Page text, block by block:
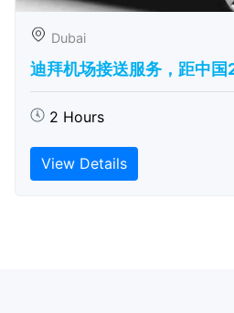
Dubai
迪拜机场接送服务，距中国
2 Hours
View Details